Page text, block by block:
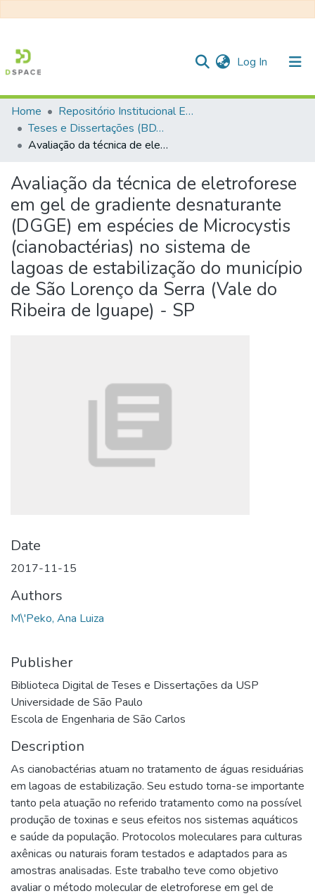
Log In (current)
Communities & Collections
All of DSpace
Statistics
Home
Repositório Institucional EESC
Teses e Dissertações (BDTD USP)
Avaliação da técnica de eletroforese em gel de gradiente desnaturante (DGGE) em espécies de Microcystis (cianobactérias) no sistema de lagoas de estabilização do município de São Lorenço da Serra (Vale do Ribeira de Iguape) - SP
Avaliação da técnica de eletroforese
em gel de gradiente desnaturante
(DGGE) em espécies de Microcystis
(cianobactérias) no sistema de
lagoas de estabilização do município
de São Lorenço da Serra (Vale do
Ribeira de Iguape) - SP
Date
2017-11-15
Authors
M\'Peko, Ana Luiza
Publisher
Biblioteca Digital de Teses e Dissertações da USP
Universidade de São Paulo
Escola de Engenharia de São Carlos
Description
As cianobactérias atuam no tratamento de águas residuárias
em lagoas de estabilização. Seu estudo torna-se importante
tanto pela atuação no referido tratamento como na possível
produção de toxinas e seus efeitos nos sistemas aquáticos
e saúde da população. Protocolos moleculares para culturas
axênicas ou naturais foram testados e adaptados para as
amostras analisadas. Este trabalho teve como objetivo
avaliar o método molecular de eletroforese em gel de